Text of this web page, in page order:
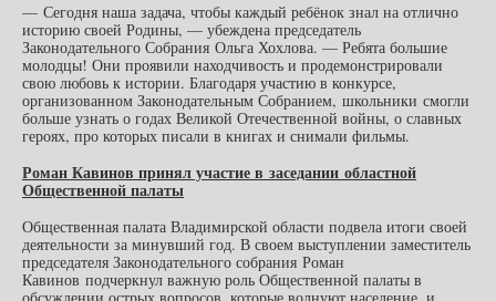
— Сегодня наша задача, чтобы каждый ребёнок знал на отлично
историю своей Родины, — убеждена председатель
Законодательного Собрания Ольга Хохлова. — Ребята большие
молодцы! Они проявили находчивость и продемонстрировали
свою любовь к истории. Благодаря участию в конкурсе,
организованном Законодательным Собранием, школьники смогли
больше узнать о годах Великой Отечественной войны, о славных
героях, про которых писали в книгах и снимали фильмы.
Роман Кавинов принял участие в заседании областной
Общественной палаты
Общественная палата Владимирской области подвела итоги своей
деятельности за минувший год. В своем выступлении заместитель
председателя Законодательного собрания Роман
Кавинов подчеркнул важную роль Общественной палаты в